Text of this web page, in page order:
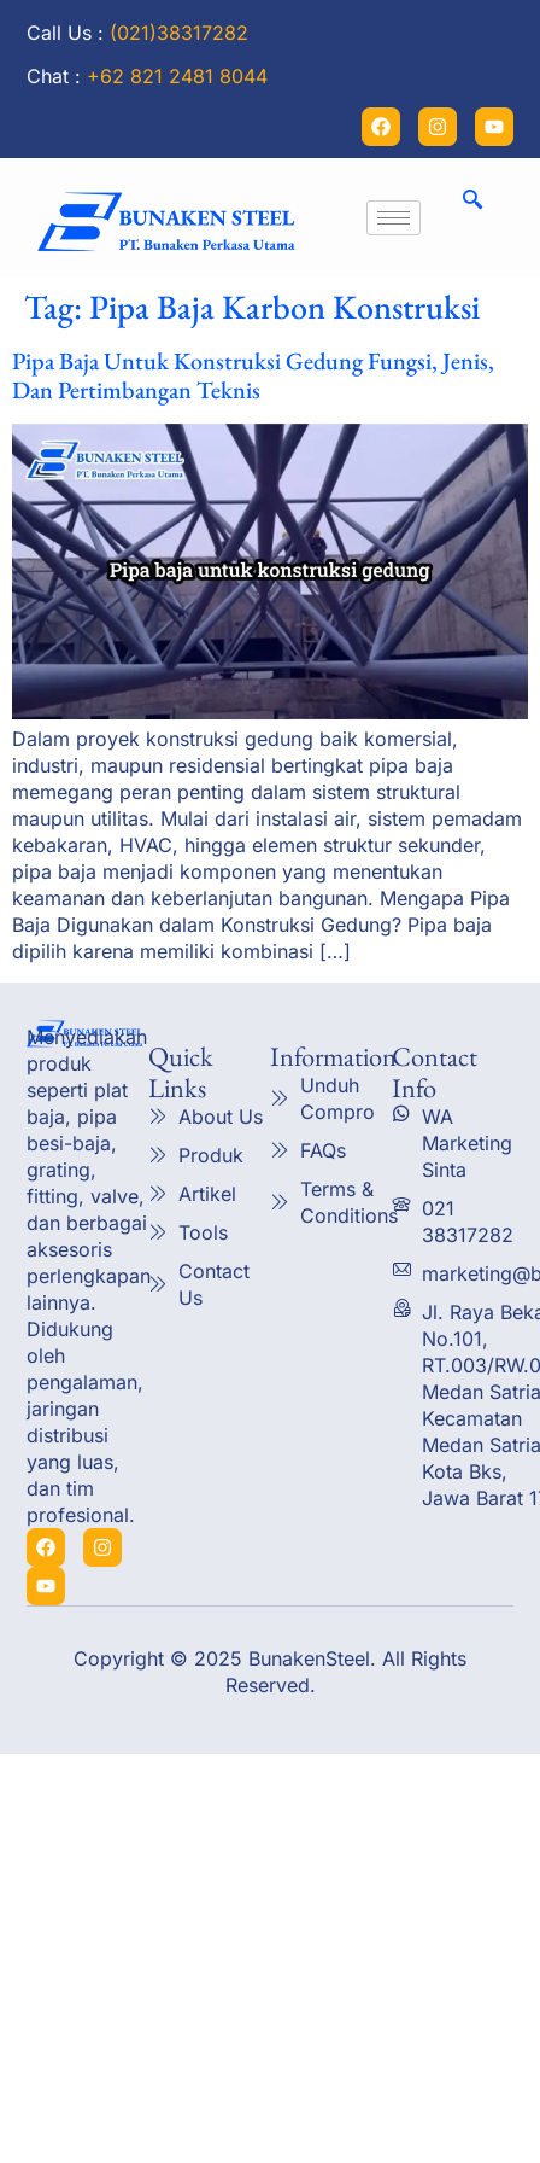
Call Us : (021)38317282
Chat : +62 821 2481 8044
Tag:Pipa Baja Karbon Konstruksi
Pipa Baja Untuk Konstruksi Gedung Fungsi, Jenis,
Dan Pertimbangan Teknis
Dalam proyek konstruksi gedung baik komersial,
industri, maupun residensial bertingkat pipa baja
memegang peran penting dalam sistem struktural
maupun utilitas. Mulai dari instalasi air, sistem pemadam
kebakaran, HVAC, hingga elemen struktur sekunder,
pipa baja menjadi komponen yang menentukan
keamanan dan keberlanjutan bangunan. Mengapa Pipa
Baja Digunakan dalam Konstruksi Gedung? Pipa baja
dipilih karena memiliki kombinasi […]
Menyediakan
produk
seperti plat
baja, pipa
besi-baja,
grating,
fitting, valve,
dan berbagai
aksesoris
perlengkapan
lainnya.
Didukung
oleh
pengalaman,
jaringan
distribusi
yang luas,
dan tim
profesional.
Quick
Links
About Us
Produk
Artikel
Tools
Contact
Us
Information
Unduh
Compro
FAQs
Terms &
Conditions
Contact
Info
WA
Marketing
Sinta
021
38317282
Jl. Raya
No.101,
RT.003/
Medan
Kecamatan
Medan
Kota Bks,
Jawa Barat
Copyright © 2025 BunakenSteel. All Rights
Reserved.